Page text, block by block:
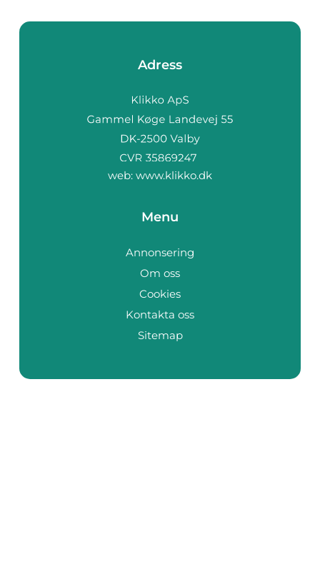
Adress
web: www.klikko.dk
Menu
Annonsering
Om oss
Cookies
Kontakta oss
Sitemap